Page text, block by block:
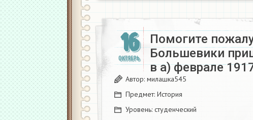
16
ОКТЯБРЬ
Помогите
Большевики
в а) феврале
Автор: милашка545
Предмет: История
Уровень: студенческий